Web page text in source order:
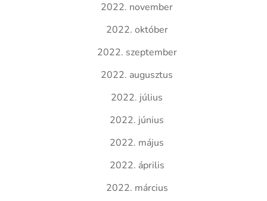
2022. november
2022. október
2022. szeptember
2022. augusztus
2022. július
2022. június
2022. május
2022. április
2022. március